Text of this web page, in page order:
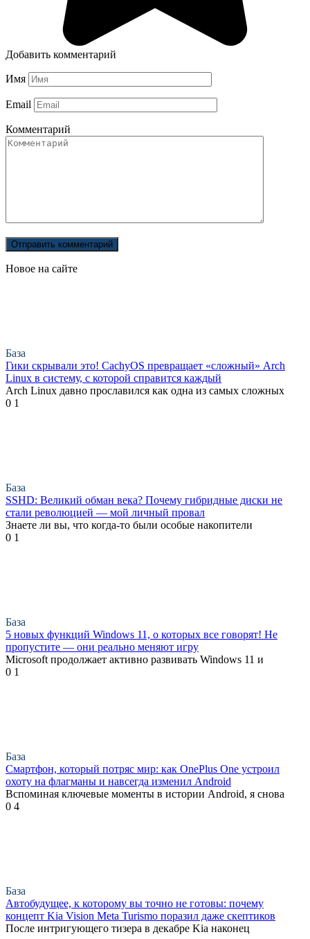
Добавить комментарий
Имя
Email
Комментарий
Новое на сайте
База
Гики скрывали это! CachyOS превращает «сложный» Arch
Linux в систему, с которой справится каждый
Arch Linux давно прославился как одна из самых сложных
0 1
База
SSHD: Великий обман века? Почему гибридные диски не
стали революцией — мой личный провал
Знаете ли вы, что когда-то были особые накопители
0 1
База
5 новых функций Windows 11, о которых все говорят! Не
пропустите — они реально меняют игру
Microsoft продолжает активно развивать Windows 11 и
0 1
База
Смартфон, который потряс мир: как OnePlus One устроил
охоту на флагманы и навсегда изменил Android
Вспоминая ключевые моменты в истории Android, я снова
0 4
База
Автобудущее, к которому вы точно не готовы: почему
концепт Kia Vision Meta Turismo поразил даже скептиков
После интригующего тизера в декабре Kia наконец